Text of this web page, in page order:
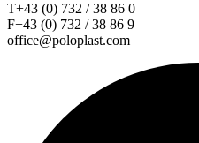
T+43 (0) 732 / 38 86 0
F+43 (0) 732 / 38 86 9
office@poloplast.com